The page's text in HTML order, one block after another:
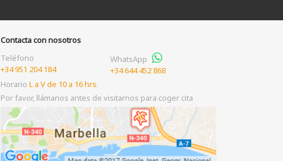
Contacta con nosotros
Teléfono
+34 951 204 184
WhatsApp
+34 644 452 868
HorarioL a V de 10 a 16 hrs.
Por favor, llámanos antes de visitarnos para coger cita